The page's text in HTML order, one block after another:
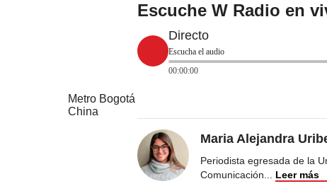
Escuche W Radio en
Directo
Escucha el audio
00:00:00
Metro Bogotá
China
Maria Alejandra
Periodista egresada de la
Comunicación... Leer más